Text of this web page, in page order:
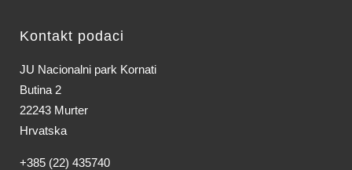
Kontakt podaci
JU Nacionalni park Kornati
Butina 2
22243 Murter
Hrvatska
+385 (22) 435740